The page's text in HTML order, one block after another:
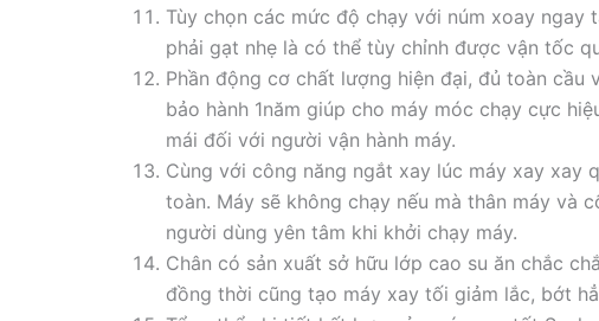
Tùy chọn các mức độ chạy với núm xoay
phải gạt nhẹ là có thể tùy chỉnh được vận tốc
Phần động cơ chất lượng hiện đại, đủ toàn
bảo hành 1năm giúp cho máy móc chạy cực
mái đối với người vận hành máy.
Cùng với công năng ngắt xay lúc máy xay xay
toàn. Máy sẽ không chạy nếu mà thân máy và
người dùng yên tâm khi khởi chạy máy.
Chân có sản xuất sở hữu lớp cao su ăn chắc
đồng thời cũng tạo máy xay tối giảm lắc, bớt